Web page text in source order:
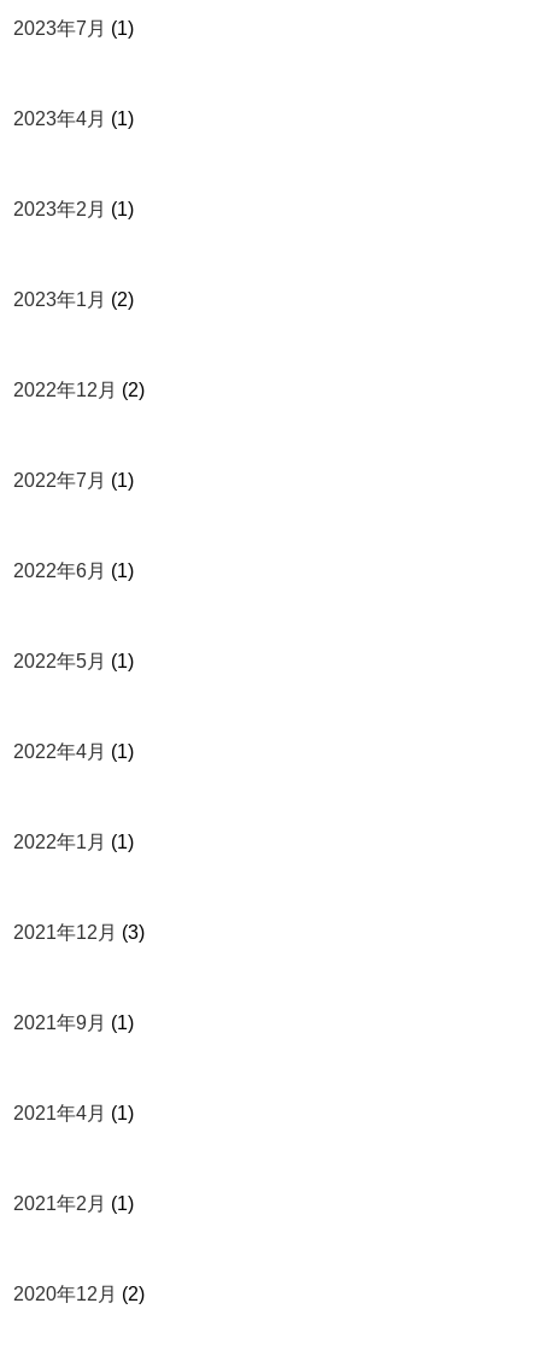
2023年7月 (1)
2023年4月 (1)
2023年2月 (1)
2023年1月 (2)
2022年12月 (2)
2022年7月 (1)
2022年6月 (1)
2022年5月 (1)
2022年4月 (1)
2022年1月 (1)
2021年12月 (3)
2021年9月 (1)
2021年4月 (1)
2021年2月 (1)
2020年12月 (2)